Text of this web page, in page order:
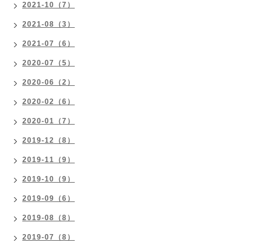
2021-10（7）
2021-08（3）
2021-07（6）
2020-07（5）
2020-06（2）
2020-02（6）
2020-01（7）
2019-12（8）
2019-11（9）
2019-10（9）
2019-09（6）
2019-08（8）
2019-07（8）